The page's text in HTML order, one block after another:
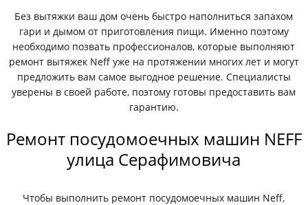
Без вытяжки ваш дом очень быстро наполниться запахом
гари и дымом от приготовления пищи. Именно поэтому
необходимо позвать профессионалов, которые выполняют
ремонт вытяжек Neff уже на протяжении многих лет и могут
предложить вам самое выгодное решение. Специалисты
уверены в своей работе, поэтому готовы предоставить вам
гарантию.
Ремонт посудомоечных машин NEFF
улица Серафимовича
Чтобы выполнить ремонт посудомоечных машин Neff,